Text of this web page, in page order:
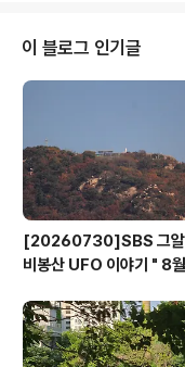
절 시집 ‘영의 유형’으로 등단
마음을 담아 작품 활동을 해온
안양지역 문화예술계 어른인
하고 흙의 문학, ..
이 블로그 인기글
[20260730]SBS 그알
비봉산 UFO 이야기 " 8